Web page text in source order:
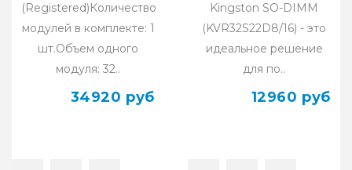
(Registered)Количество
модулей в комплекте: 1
шт.Объем одного
модуля: 32..
34920 руб
Kingston SO-DIMM
(KVR32S22D8/16) - это
идеальное решение
для по..
12960 руб